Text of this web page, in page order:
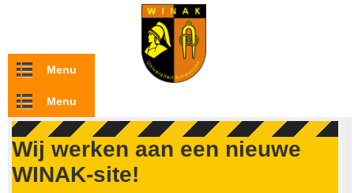
Overslaan en naar de inhoud gaan
Menu
Menu
Wij werken aan een nieuwe
WINAK-site!